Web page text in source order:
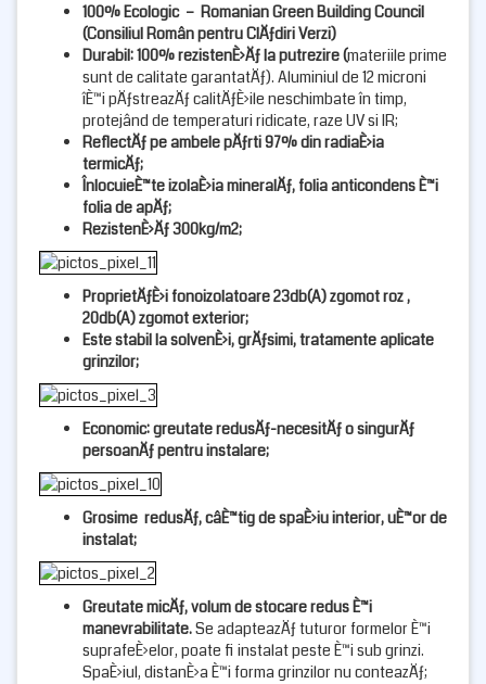
100% Ecologic – Romanian Green Building Council
(Consiliul Român pentru ClÄƒdiri Verzi)
Durabil: 100% rezistenÈ›Äƒ la putrezire(materiile prime
sunt de calitate garantatÄƒ). Aluminiul de 12 microni
îÈ™i pÄƒstreazÄƒ calitÄƒÈ›ile neschimbate în timp,
protejând de temperaturi ridicate, raze UV si IR;
ReflectÄƒ pe ambele pÄƒrti 97% din radiaÈ›ia
termicÄƒ;
ÎnlocuieÈ™te izolaÈ›ia mineralÄƒ, folia anticondens È™i
folia de apÄƒ;
RezistenÈ›Äƒ 300kg/m2;
ProprietÄƒÈ›i fonoizolatoare 23db(A) zgomot roz ,
20db(A) zgomot exterior;
Este stabil la solvenÈ›i, grÄƒsimi, tratamente aplicate
grinzilor;
Economic: greutate redusÄƒ-necesitÄƒ o singurÄƒ
persoanÄƒ pentru instalare;
Grosime redusÄƒ, câÈ™tig de spaÈ›iu interior, uÈ™or de
instalat;
Greutate micÄƒ, volum de stocare redus È™i
manevrabilitate.Se adapteazÄƒ tuturor formelor È™i
suprafeÈ›elor, poate fi instalat peste È™i sub grinzi.
SpaÈ›iul, distanÈ›a È™i forma grinzilor nu conteazÄƒ;